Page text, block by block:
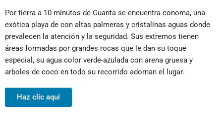
Por tierra a 10 minutos de Guanta se encuentra conoma, una
exótica playa de con altas palmeras y cristalinas aguas donde
prevalecen la atención y la seguridad. Sus extremos tienen
áreas formadas por grandes rocas que le dan su toque
especial, su agua color verde-azulada con arena gruesa y
arboles de coco en todo su recorrido adornan el lugar.
Haz clic aquí